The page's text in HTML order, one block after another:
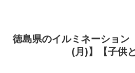
徳島県のイルミネーション
(月)】【子供と